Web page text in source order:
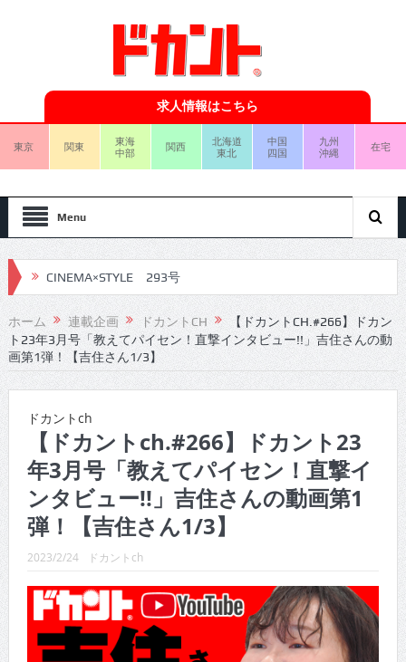
求人情報はこちら
東京 関東
東海
中部
関西
北海道
東北
中国
四国
九州
沖縄
在宅
Menu
CINEMA×STYLE 293号
CINEMA×STYLE 292号
CINEMA×STYLE 291号
CINEMA×STYLE 290号
CINEMA×STYLE 289号
CINEMA×STYLE 288号
CINEMA×STYLE 287号
CINEMA×STYLE 286号
CINEMA×STYLE 285号
CINEMA×STYLE 294号
ホーム 連載企画 ドカントCH
【ドカントCH.#266】ドカン
ト23年3月号「教えてパイセン！直撃インタビュー!!」吉住さんの動
画第1弾！【吉住さん1/3】
ドカントch
【ドカントch.#266】ドカント23
年3月号「教えてパイセン！直撃イ
ンタビュー!!」吉住さんの動画第1
弾！【吉住さん1/3】
2023/2/24 ドカントch